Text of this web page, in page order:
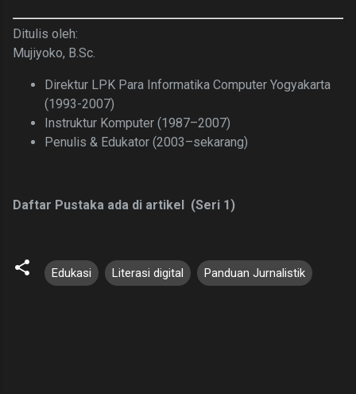
Ditulis oleh:
Mujiyoko, B.Sc.
Direktur LPK Para Informatika Computer Yogyakarta
(1993-2007)
Instruktur Komputer (1987–2007)
Penulis & Edukator (2003–sekarang)
Daftar Pustaka ada di artikel (Seri 1)
Edukasi Literasi digital Panduan Jurnalistik